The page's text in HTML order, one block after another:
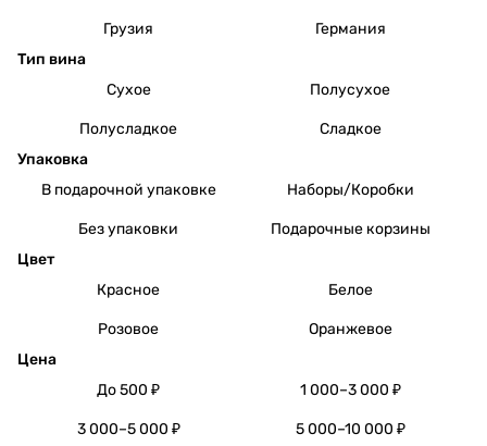
Грузия
Германия
Тип вина
Сухое
Полусухое
Полусладкое
Сладкое
Упаковка
В подарочной упаковке
Наборы/Коробки
Без упаковки
Подарочные корзины
Цвет
Красное
Белое
Розовое
Оранжевое
Цена
До 500 ₽
1 000–3 000 ₽
3 000–5 000 ₽ 5 000–10 000 ₽